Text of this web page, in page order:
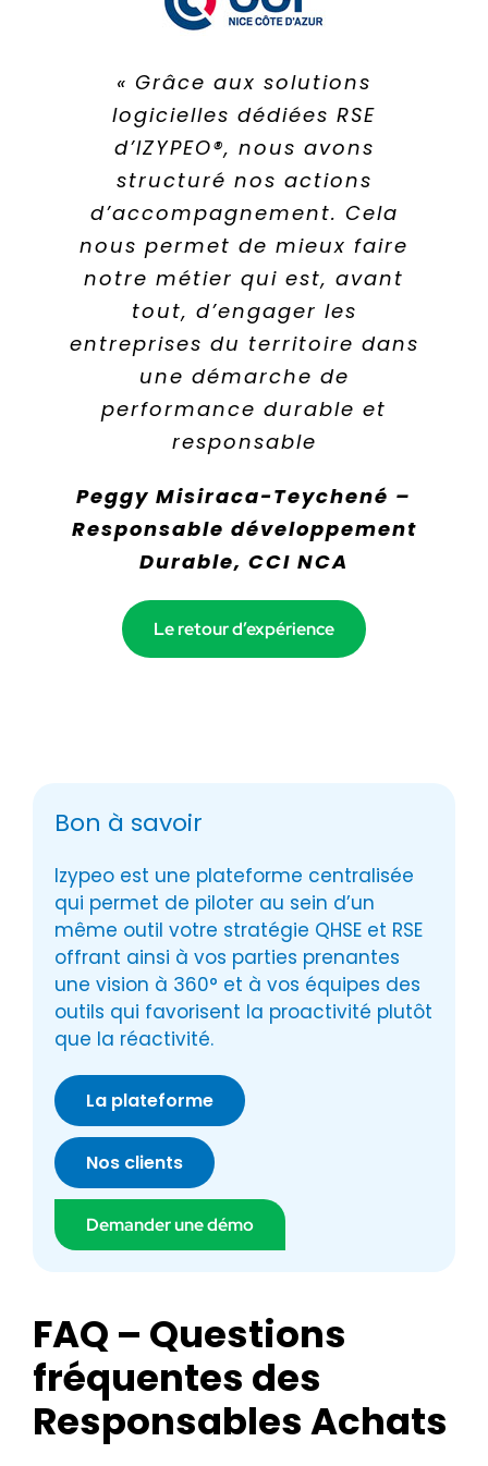
« Grâce aux solutions
logicielles dédiées RSE
d’IZYPEO®, nous avons
structuré nos actions
d’accompagnement. Cela
nous permet de mieux faire
notre métier qui est, avant
tout, d’engager les
entreprises du territoire dans
une démarche de
performance durable et
responsable
Peggy Misiraca-Teychené –
Responsable développement
Durable, CCI NCA
Le retour d’expérience
Bon à savoir
Izypeo est une plateforme centralisée
qui permet de piloter au sein d’un
même outil votre stratégie QHSE et RSE
offrant ainsi à vos parties prenantes
une vision à 360° et à vos équipes des
outils qui favorisent la proactivité plutôt
que la réactivité.
La plateforme
Nos clients
Demander une démo
FAQ – Questions
fréquentes des
Responsables Achats